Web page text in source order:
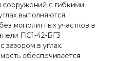
сооружений с гибкими
выполняются
монолитных участков в
ПС1-42-БГ3
зазором в углах.
обеспечивается